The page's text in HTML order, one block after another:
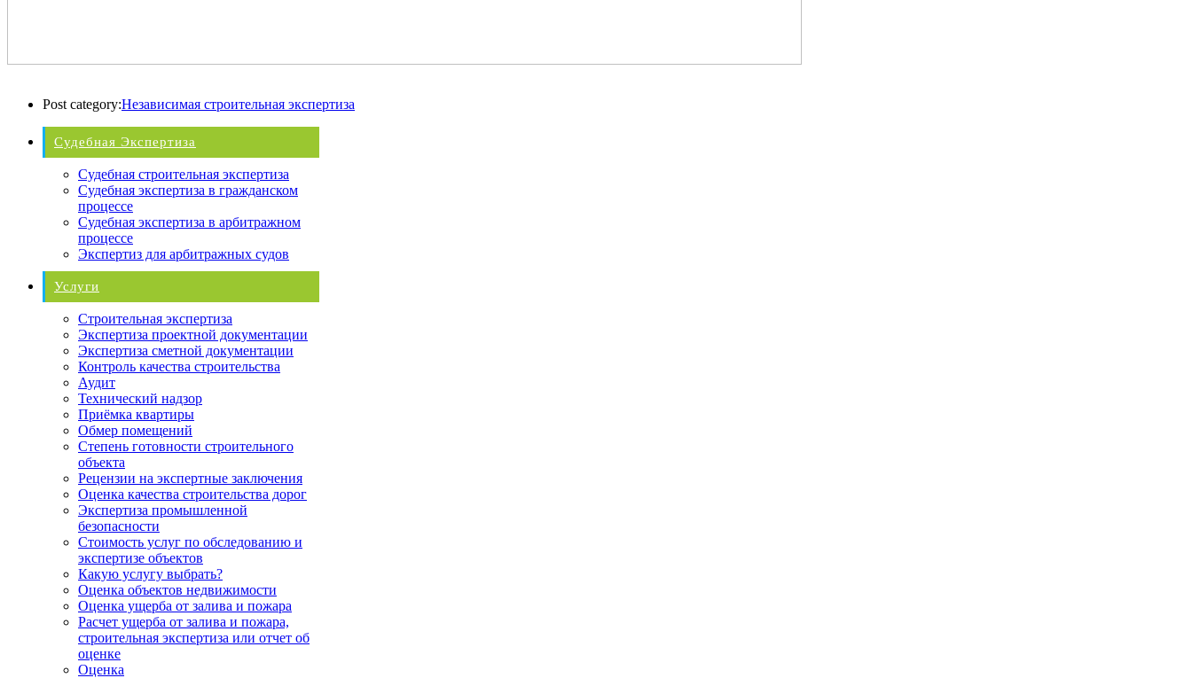
Post category:Независимая строительная экспертиза
Судебная Экспертиза
Судебная строительная экспертиза
Судебная экспертиза в гражданском
процессе
Судебная экспертиза в арбитражном
процессе
Экспертиз для арбитражных судов
Услуги
Строительная экспертиза
Экспертиза проектной документации
Экспертиза сметной документации
Контроль качества строительства
Аудит
Технический надзор
Приёмка квартиры
Обмер помещений
Степень готовности строительного
объекта
Рецензии на экспертные заключения
Оценка качества строительства дорог
Экспертиза промышленной
безопасности
Стоимость услуг по обследованию и
экспертизе объектов
Какую услугу выбрать?
Оценка объектов недвижимости
Оценка ущерба от залива и пожара
Расчет ущерба от залива и пожара,
строительная экспертиза или отчет об
оценке
Оценка